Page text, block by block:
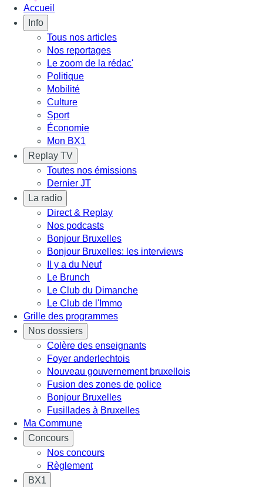
Accueil
Info
Tous nos articles
Nos reportages
Le zoom de la rédac'
Politique
Mobilité
Culture
Sport
Économie
Mon BX1
Replay TV
Toutes nos émissions
Dernier JT
La radio
Direct & Replay
Nos podcasts
Bonjour Bruxelles
Bonjour Bruxelles: les interviews
Il y a du Neuf
Le Brunch
Le Club du Dimanche
Le Club de l'Immo
Grille des programmes
Nos dossiers
Colère des enseignants
Foyer anderlechtois
Nouveau gouvernement bruxellois
Fusion des zones de police
Bonjour Bruxelles
Fusillades à Bruxelles
Ma Commune
Concours
Nos concours
Règlement
BX1